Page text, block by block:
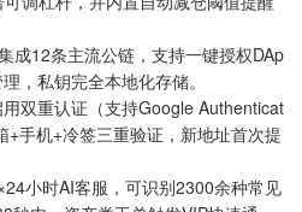
12条主流公链，支持一键授权DAp
，私钥完全本地化存储。
双重认证（支持Google Authenticat
手机+冷签三重验证，新地址首次提
小时AI客服，可识别2300余种常见